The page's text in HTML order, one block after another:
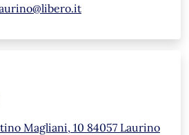
Magliani, 10 84057 Laurino